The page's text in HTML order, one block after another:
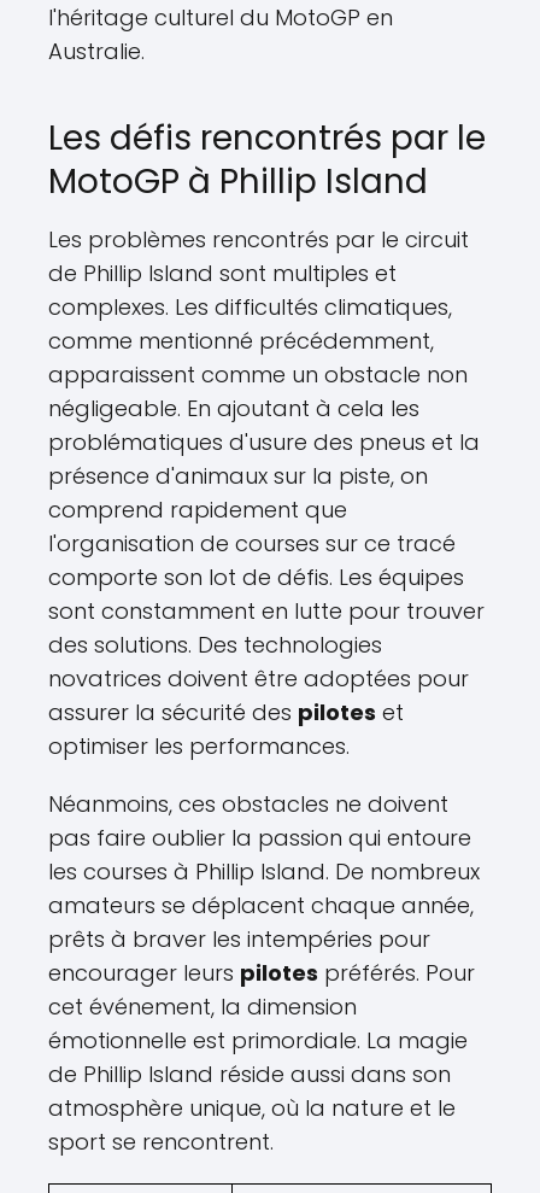
l'héritage culturel du MotoGP en
Australie.
Les défis rencontrés par le
MotoGP à Phillip Island
Les problèmes rencontrés par le circuit
de Phillip Island sont multiples et
complexes. Les difficultés climatiques,
comme mentionné précédemment,
apparaissent comme un obstacle non
négligeable. En ajoutant à cela les
problématiques d'usure des pneus et la
présence d'animaux sur la piste, on
comprend rapidement que
l'organisation de courses sur ce tracé
comporte son lot de défis. Les équipes
sont constamment en lutte pour trouver
des solutions. Des technologies
novatrices doivent être adoptées pour
assurer la sécurité des pilotes et
optimiser les performances.
Néanmoins, ces obstacles ne doivent
pas faire oublier la passion qui entoure
les courses à Phillip Island. De nombreux
amateurs se déplacent chaque année,
prêts à braver les intempéries pour
encourager leurs pilotes préférés. Pour
cet événement, la dimension
émotionnelle est primordiale. La magie
de Phillip Island réside aussi dans son
atmosphère unique, où la nature et le
sport se rencontrent.